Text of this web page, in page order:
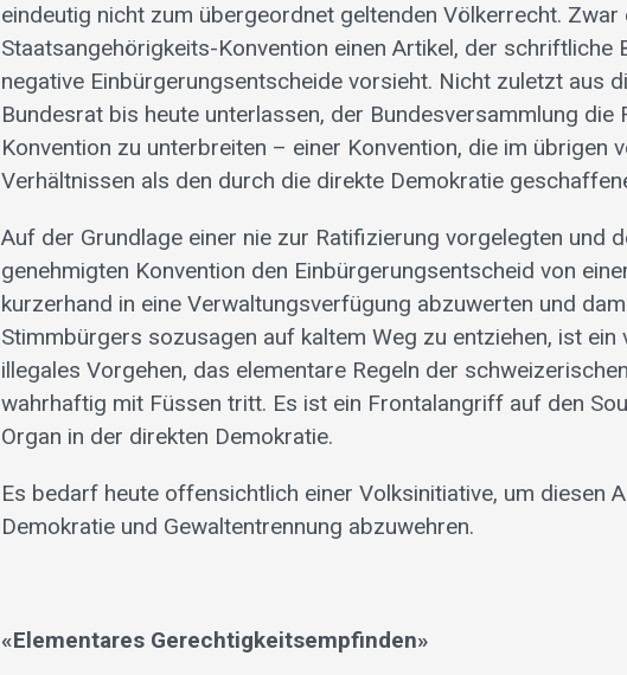
eindeutig nicht zum übergeordnet geltenden Völkerrecht.
Staatsangehörigkeits-Konvention einen Artikel, der schriftliche
negative Einbürgerungsentscheide vorsieht. Nicht zuletzt aus
Bundesrat bis heute unterlassen, der Bundesversammlung die
Konvention zu unterbreiten – einer Konvention, die im übrigen
Verhältnissen als den durch die direkte Demokratie
Auf der Grundlage einer nie zur Ratifizierung vorgelegten und
genehmigten Konvention den Einbürgerungsentscheid von
kurzerhand in eine Verwaltungsverfügung abzuwerten und
Stimmbürgers sozusagen auf kaltem Weg zu entziehen, ist ein
illegales Vorgehen, das elementare Regeln der
wahrhaftig mit Füssen tritt. Es ist ein Frontalangriff auf den
Organ in der direkten Demokratie.
Es bedarf heute offensichtlich einer Volksinitiative, um diesen
Demokratie und Gewaltentrennung abzuwehren.
«Elementares Gerechtigkeitsempfinden»